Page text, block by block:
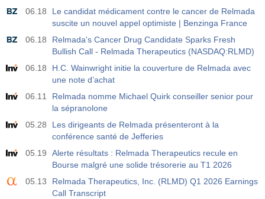
06.18
Le candidat médicament contre le cancer de Relmada
suscite un nouvel appel optimiste | Benzinga France
06.18
Relmada's Cancer Drug Candidate Sparks Fresh
Bullish Call - Relmada Therapeutics (NASDAQ:RLMD)
06.18
H.C. Wainwright initie la couverture de Relmada avec
une note d’achat
06.11
Relmada nomme Michael Quirk conseiller senior pour
la sépranolone
05.28
Les dirigeants de Relmada présenteront à la
conférence santé de Jefferies
05.19
Alerte résultats : Relmada Therapeutics recule en
Bourse malgré une solide trésorerie au T1 2026
05.13
Relmada Therapeutics, Inc. (RLMD) Q1 2026 Earnings
Call Transcript